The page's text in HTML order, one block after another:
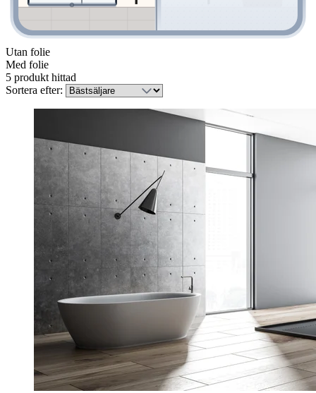
Utan folie
Med folie
5 produkt hittad
Sortera efter: